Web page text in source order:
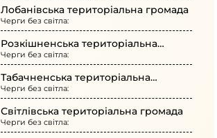
Лобанівська територіальна громада
Черги без світла:
Розкішненська територіальна
громада
Черги без світла:
Табачненська територіальна
громада
Черги без світла:
Світлівська територіальна громада
Черги без світла: